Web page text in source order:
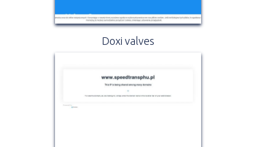
Doxi valves